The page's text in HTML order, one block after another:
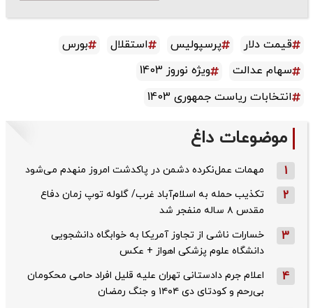
قیمت دلار پرسپولیس استقلال
بورس
سهام عدالت
ویژه نوروز 1403
انتخابات ریاست جمهوری 1403
موضوعات داغ
1 مهمات عمل‌نکرده دشمن در پاکدشت امروز منهدم می‌شود
2
تکذیب حمله به اسلام‌آباد غرب/ گلوله توپ زمان دفاع
مقدس ۸ ساله منفجر شد
3
خسارات ناشی از تجاوز آمریکا به خوابگاه دانشجویی
دانشگاه علوم پزشکی اهواز + عکس
4
اعلام جرم دادستانی تهران علیه قلیل افراد حامی محکومان
بی‌رحم و کودتای دی‌ ۱۴۰۴ و جنگ رمضان